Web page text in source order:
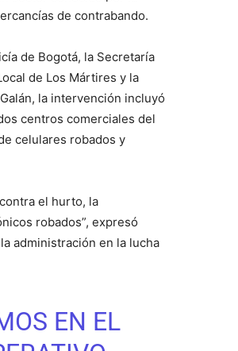
de contrabando.
de Bogotá, la Secretaría
de Los Mártires y la
la intervención incluyó
centros comerciales del
celulares robados y
el hurto, la
robados”, expresó
administración en la lucha
EN EL